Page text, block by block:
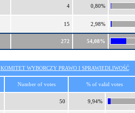
4 0,80%
15 2,98%
272 54,08%
KOMITET WYBORCZY PRAWO I SPRAWIEDLIWOŚĆ
Number of votes % of valid votes
50 9,94%